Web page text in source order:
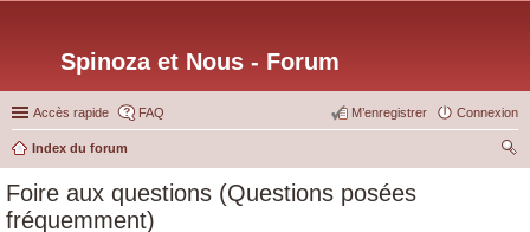
Spinoza et Nous - Forum
Accès rapide FAQ Connexion
M’enregistrer
Index du forum
Foire aux questions (Questions posées
fréquemment)